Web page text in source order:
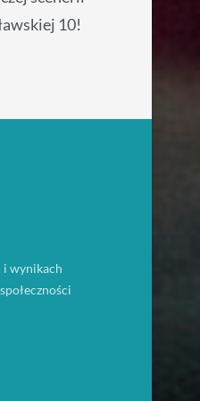
10!
i wynikach